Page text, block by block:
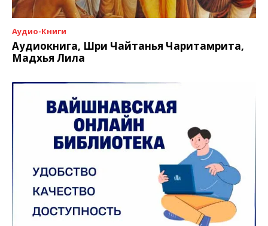
Аудио-Книги
Аудиокнига, Шри Чайтанья Чаритамрита,
Мадхья Лила